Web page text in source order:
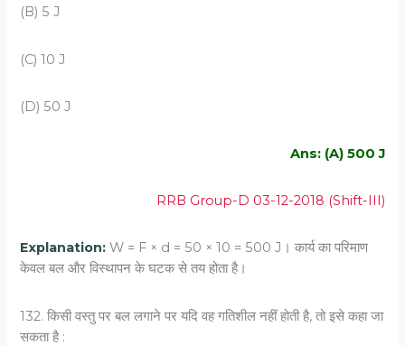
(B) 5 J
(C) 10 J
(D) 50 J
Ans: (A) 500 J
RRB Group-D 03-12-2018 (Shift-III)
Explanation:W = F × d = 50 × 10 = 500 J। कार्य का परिमाण
केवल बल और विस्थापन के घटक से तय होता है।
132. किसी वस्‍तु पर बल लगाने पर यदि वह गतिशील नहीं होती है, तो इसे कहा जा
सकता है :